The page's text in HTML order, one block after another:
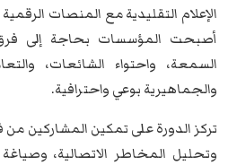
الإعلام التقليدية مع المنصات
أصبحت المؤسسات بحاجة إلى
السمعة، واحتواء الشائعات،
والجماهيرية بوعي واحترافية.
تركز الدورة على تمكين المشاركين من
وتحليل المخاطر الاتصالية، وصياغة